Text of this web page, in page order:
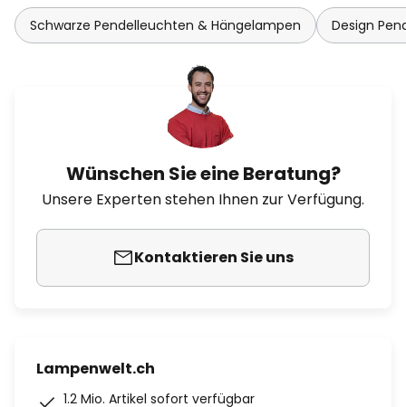
Schwarze Pendelleuchten & Hängelampen Design
Wünschen Sie eine Beratung?
Unsere Experten stehen Ihnen zur Verfügung.
Kontaktieren Sie uns
Lampenwelt.ch
1.2 Mio. Artikel sofort verfügbar